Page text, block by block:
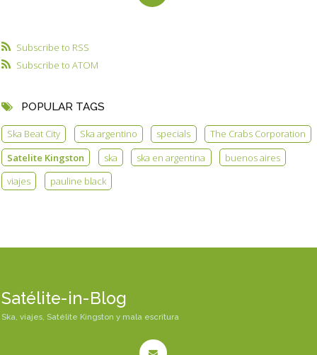
Subscribe to RSS
Subscribe to ATOM
POPULAR TAGS
Ska Beat City Ska argentino specials
The Crabs Corporation
Satelite Kingston
ska ska en argentina
buenos aires
viajes
pauline black
Satélite-in-Blog
Ska, viajes, Satélite Kingston y mala escritura